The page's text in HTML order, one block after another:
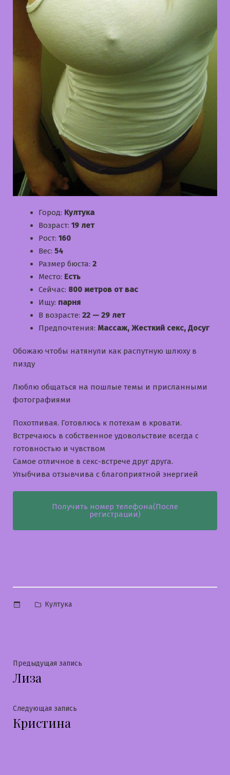
Город: Култука
Возраст: 19 лет
Рост: 160
Вес: 54
Размер бюста: 2
Место: Есть
Сейчас: 800 метров от вас
Ищу: парня
В возрасте: 22 — 29 лет
Предпочтения: Массаж, Жесткий секс, Досуг
Обожаю чтобы натянули как распутную шлюху в
пизду
Люблю общаться на пошлые темы и приcланными
фотографиями
Похотливая. Готовлюсь к потехам в кровати.
Встречаюсь в собственное удовольствие всегда с
готовностью и чувством
Самое отличное в секс-встрече друг друга.
Улыбчива отзывчива с благоприятной энергией
Получить номер телефона(После
регистрации)
Опубликовано
Култука
Навигация
по
записям
Предыдущая запись
Лиза
Следующая запись
Кристина